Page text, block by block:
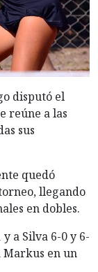
disputó el
reúne a las
sus
quedó
llegando
en dobles.
a Silva 6-0 y 6-
Markus en un